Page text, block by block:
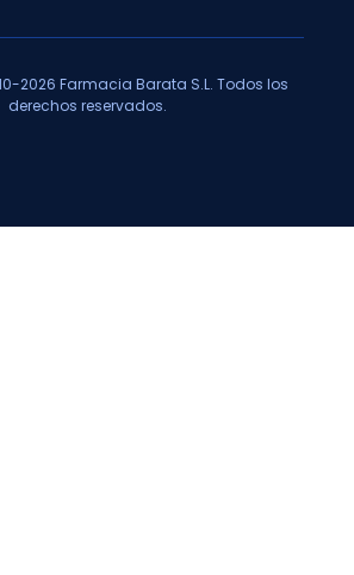
2026 Farmacia Barata S.L. Todos los
derechos reservados.